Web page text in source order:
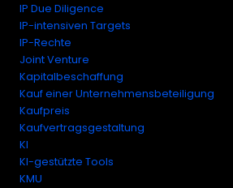
IP Due Diligence
IP-intensiven Targets
IP-Rechte
Joint Venture
Kapitalbeschaffung
Kauf einer Unternehmensbeteiligung
Kaufpreis
Kaufvertragsgestaltung
KI
KI-gestützte Tools
KMU